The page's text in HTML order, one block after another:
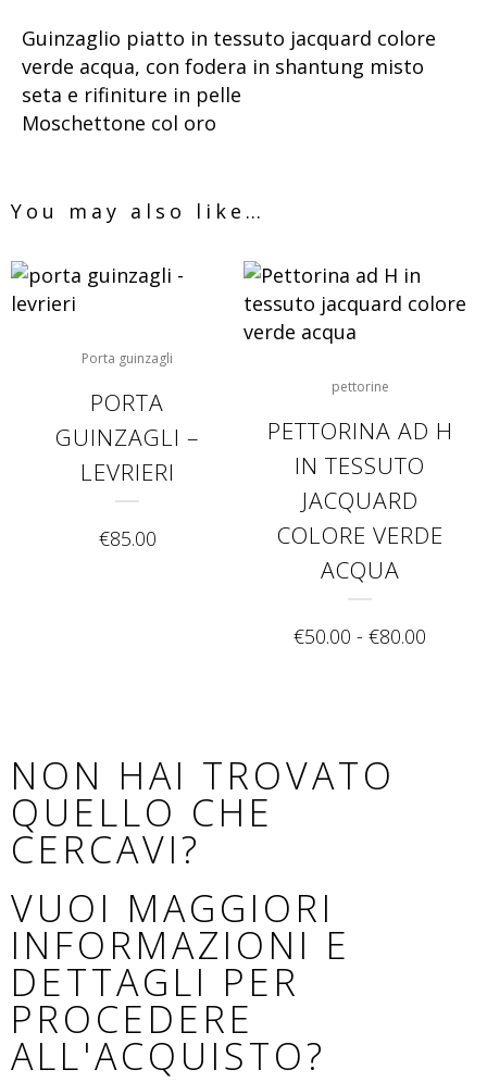
Guinzaglio piatto in tessuto jacquard colore
verde acqua, con fodera in shantung misto
seta e rifiniture in pelle
Moschettone col oro
You may also like…
Porta guinzagli
PORTA
GUINZAGLI –
LEVRIERI
€85.00
pettorine
PETTORINA AD H
IN TESSUTO
JACQUARD
COLORE VERDE
ACQUA
€50.00 - €80.00
NON HAI TROVATO
QUELLO CHE
CERCAVI?
VUOI MAGGIORI
INFORMAZIONI E
DETTAGLI PER
PROCEDERE
ALL'ACQUISTO?